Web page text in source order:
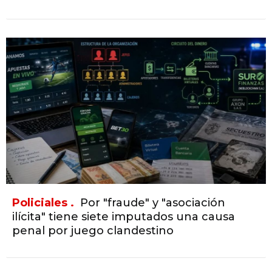
Policiales . Por "fraude" y "asociación
ilícita" tiene siete imputados una causa
penal por juego clandestino